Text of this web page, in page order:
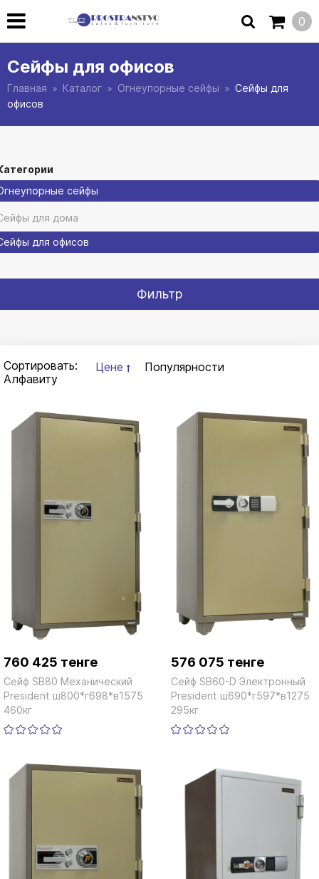
0
Сейфы для офисов
Главная Каталог Огнеупорные сейфы
Сейфы для
офисов
сейфы
для дома
для офисов
Фильтр
Сортировать: Цене
Популярности
Алфавиту
760 425 тенге
Сейф SB80 Механический
President ш800*г698*в1575
460кг
576 075 тенге
Сейф SB60-D Электронный
President ш690*г597*в1275
295кг